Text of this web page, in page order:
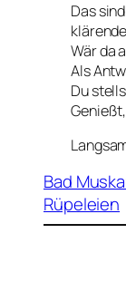
Das
Wär da
Als
Du
Bad
Rüpeleien